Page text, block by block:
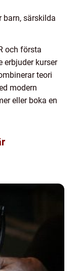
särskilda
och första
erbjuder kurser
teori
modern
eller boka en